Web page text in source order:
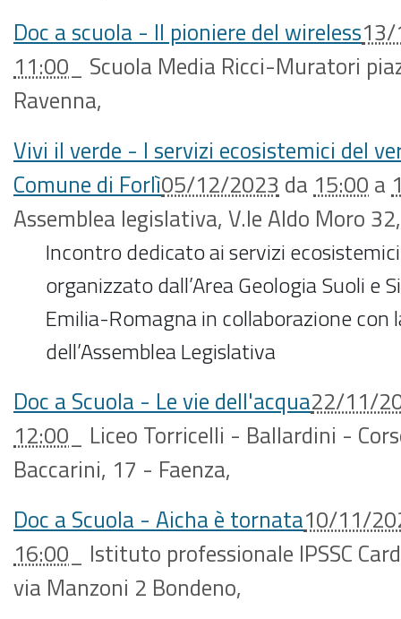
Doc a scuola - Il pioniere del wireless
11:00
Scuola Media Ricci-Muratori
Ravenna,
Vivi il verde - I servizi ecosistemici del
Comune di Forlì05/12/2023 da 15:00 a
Assemblea legislativa, V.le Aldo Moro 32,
Incontro dedicato ai servizi
organizzato dall’Area Geologia Suoli e
Emilia-Romagna in collaborazione con
dell’Assemblea Legislativa
Doc a Scuola - Le vie dell'acqua22/11/
12:00
Liceo Torricelli - Ballardini -
Baccarini, 17 - Faenza,
Doc a Scuola - Aicha è tornata10/11/
16:00
Istituto professionale IPSSC
via Manzoni 2 Bondeno,